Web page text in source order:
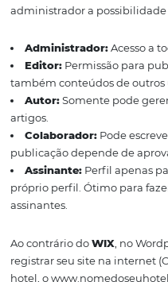
deixar um endereço
dos planos pagos da
Gratuito, adaptável,
sites na internet. O
trabalha com criação de
internet.